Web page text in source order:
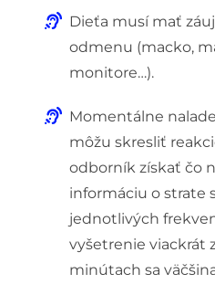
Dieťa musí mať
odmenu (macko,
monitore…).
Momentálne
môžu skresliť
odborník získať čo
informáciu o strate
jednotlivých
vyšetrenie viackrát
minútach sa